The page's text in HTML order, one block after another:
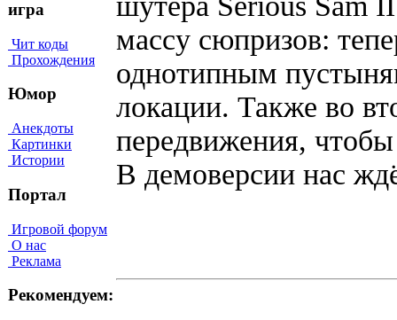
игра
Чит коды
Прохождения
Юмор
Анекдоты
Картинки
Истории
Портал
Игровой форум
О нас
Реклама
Рекомендуем:
массу сюпризов:
однотипным
локации. Также во
передвижения,
В демоверсии нас